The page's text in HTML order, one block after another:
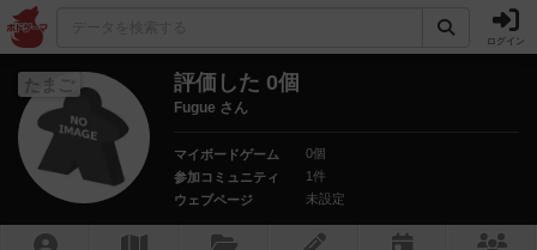
ログイン
たまご 評価した 0個
Fugue さん
マイボードゲーム
0個
参加コミュニティ
1件
ウェブページ
未設定